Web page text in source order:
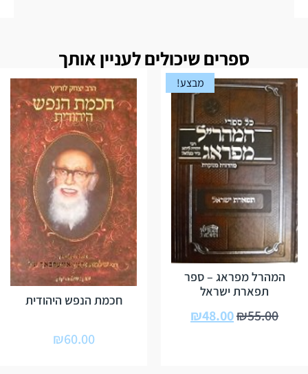
ספרים שיכולים לעניין אותך
מבצע!
המהרל מפראג – ספר
תפארת ישראל
₪55.00
₪48.00
חכמת הנפש היהודית
₪60.00